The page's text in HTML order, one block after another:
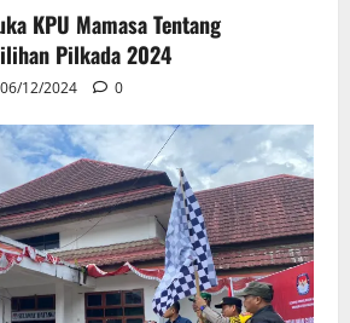
KPU Mamasa Tentang
Pilkada 2024
06/12/2024 0